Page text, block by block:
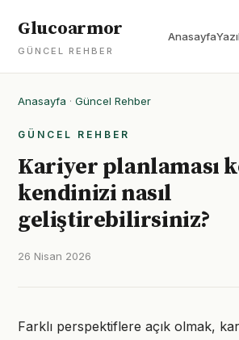
Glucoarmor
GÜNCEL REHBER
Anasayfa
Anasayfa · Güncel Rehber
GÜNCEL REHBER
Kariyer planlaması
kendinizi nasıl
geliştirebilirsiniz?
26 Nisan 2026
Farklı perspektiflere açık olmak,